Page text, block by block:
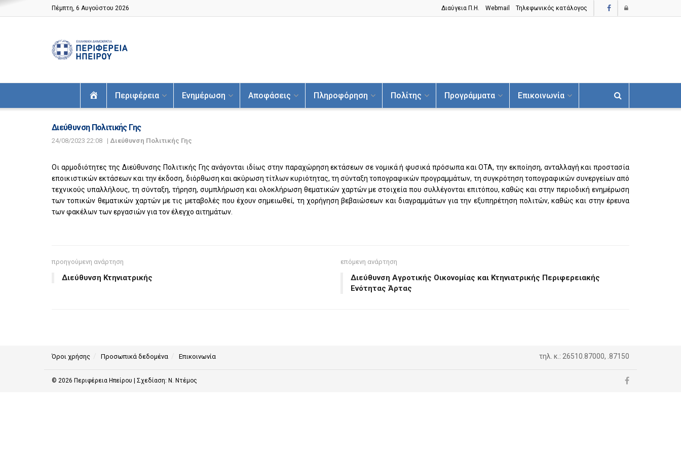
Πέμπτη, 6 Αυγούστου 2026 Διαύγεια Π.H. Webmail Τηλεφωνικός κατάλογος
ΑρχικήΠεριφέρεια Ενημέρωση Αποφάσεις Πληροφόρηση Πολίτης Προγράμματα Επικοινωνία
Διεύθυνση Πολιτικής Γης
24/08/2023 22:08 | Διεύθυνση Πολιτικής Γης
Οι αρμοδιότητες της Διεύθυνσης Πολιτικής Γης ανάγονται ιδίως στην παραχώρηση εκτάσεων σε νομικά ή φυσικά πρόσωπα και ΟΤΑ, την εκποίηση, ανταλλαγή και προστασία
εποικιστικών εκτάσεων και την έκδοση, διόρθωση και ακύρωση τίτλων κυριότητας, τη σύνταξη τοπογραφικών προγραμμάτων, τη συγκρότηση τοπογραφικών συνεργείων από
τεχνικούς υπαλλήλους, τη σύνταξη, τήρηση, συμπλήρωση και ολοκλήρωση θεματικών χαρτών με στοιχεία που συλλέγονται επιτόπου, καθώς και στην περιοδική ενημέρωση
των τοπικών θεματικών χαρτών με τις μεταβολές που έχουν σημειωθεί, τη χορήγηση βεβαιώσεων και διαγραμμάτων για την εξυπηρέτηση πολιτών, καθώς και στην έρευνα
των φακέλων των εργασιών για τον έλεγχο αιτημάτων.
προηγούμενη ανάρτηση
Διεύθυνση Κτηνιατρικής
επόμενη ανάρτηση
Διεύθυνση Αγροτικής Οικονομίας και Κτηνιατρικής Περιφερειακής
Ενότητας Άρτας
Όροι χρήσης Προσωπικά δεδομένα Επικοινωνία τηλ. κ.: 26510.87000, .87150
© 2026 Περιφέρεια Ηπείρου | Σχεδίαση: Ν. Ντέμος